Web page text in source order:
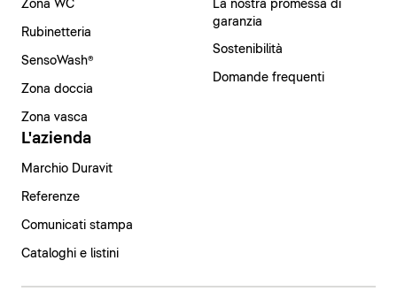
Zona WC
Rubinetteria
SensoWash®
Zona doccia
Zona vasca
La nostra promessa di
garanzia
Sostenibilità
Domande frequenti
L'azienda
Marchio Duravit
Referenze
Comunicati stampa
Cataloghi e listini